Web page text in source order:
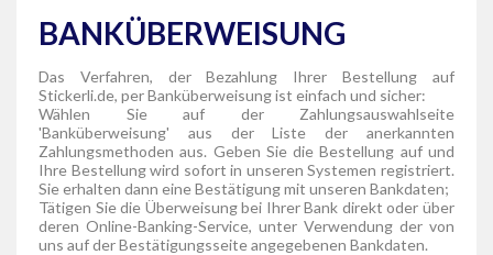
BANKÜBERWEISUNG
Das Verfahren, der Bezahlung Ihrer Bestellung auf
Stickerli.de, per Banküberweisung ist einfach und sicher:
Wählen Sie auf der Zahlungsauswahlseite
'Banküberweisung' aus der Liste der anerkannten
Zahlungsmethoden aus. Geben Sie die Bestellung auf und
Ihre Bestellung wird sofort in unseren Systemen registriert.
Sie erhalten dann eine Bestätigung mit unseren Bankdaten;
Tätigen Sie die Überweisung bei Ihrer Bank direkt oder über
deren Online-Banking-Service, unter Verwendung der von
uns auf der Bestätigungsseite angegebenen Bankdaten.